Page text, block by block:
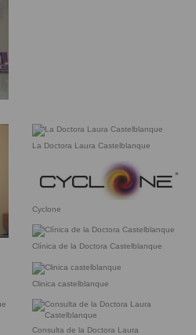
La Doctora Laura Castelblanque
Cyclone
Clínica de la Doctora Castelblanque
Clinica castelblanque
Consulta de la Doctora Laura